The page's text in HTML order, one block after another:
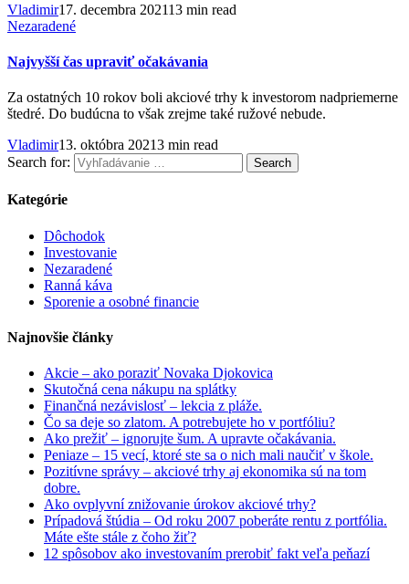
Vladimir17. decembra 202113 min read
Nezaradené
Najvyšší čas upraviť očakávania
Za ostatných 10 rokov boli akciové trhy k investorom nadpriemerne
štedré. Do budúcna to však zrejme také ružové nebude.
Vladimir13. októbra 20213 min read
Search for:
Kategórie
Dôchodok
Investovanie
Nezaradené
Ranná káva
Sporenie a osobné financie
Najnovšie články
Akcie – ako poraziť Novaka Djokovica
Skutočná cena nákupu na splátky
Finančná nezávislosť – lekcia z pláže.
Čo sa deje so zlatom. A potrebujete ho v portfóliu?
Ako prežiť – ignorujte šum. A upravte očakávania.
Peniaze – 15 vecí, ktoré ste sa o nich mali naučiť v škole.
Pozitívne správy – akciové trhy aj ekonomika sú na tom
dobre.
Ako ovplyvní znižovanie úrokov akciové trhy?
Prípadová štúdia – Od roku 2007 poberáte rentu z portfólia.
Máte ešte stále z čoho žiť?
12 spôsobov ako investovaním prerobiť fakt veľa peňazí